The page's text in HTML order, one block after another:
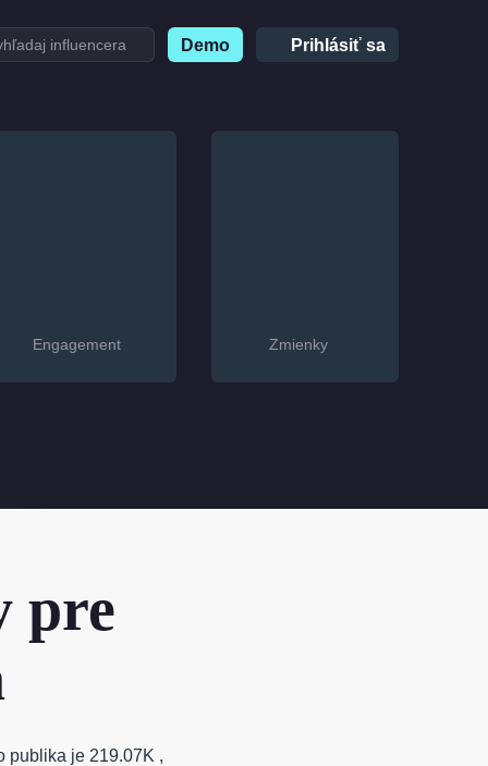
Demo Prihlásiť sa
Engagement Zmienky
pre
publika je 219.07K ,